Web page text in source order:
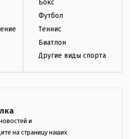
Бокс
Футбол
Теннис
Биатлон
Другие виды спорта
и
на страницу наших